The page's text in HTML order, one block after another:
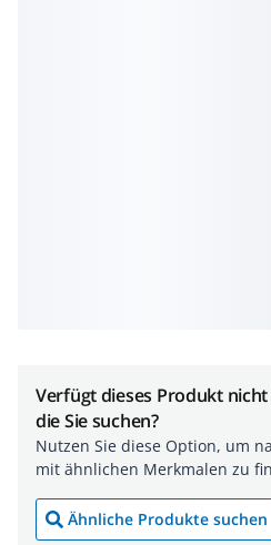
Verfügt dieses Produkt
die Sie suchen?
Nutzen Sie diese Option, um
mit ähnlichen Merkmalen zu
Ähnliche Produkte suchen